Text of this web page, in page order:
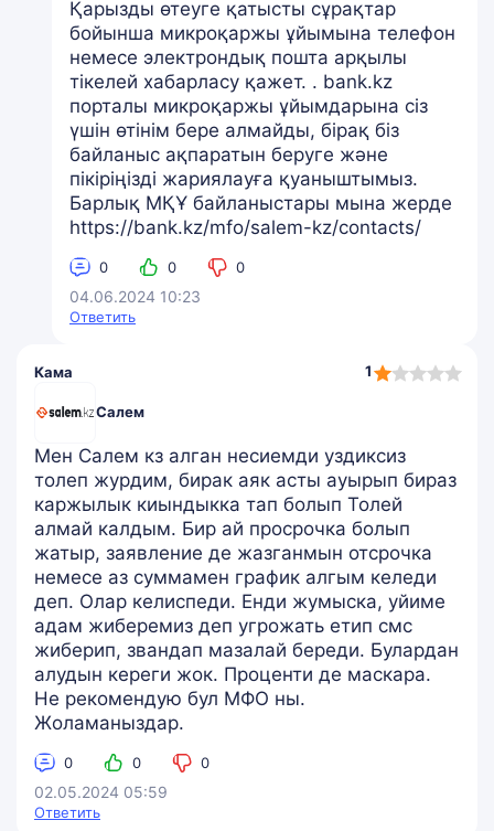
Қарызды өтеуге қатысты сұрақтар
бойынша микроқаржы ұйымына телефон
немесе электрондық пошта арқылы
тікелей хабарласу қажет. . bank.kz
порталы микроқаржы ұйымдарына сіз
үшін өтінім бере алмайды, бірақ біз
байланыс ақпаратын беруге және
пікіріңізді жариялауға қуаныштымыз.
Барлық МҚҰ байланыстары мына жерде
https://bank.kz/mfo/salem-kz/contacts/
0 0 0
04.06.2024 10:23
Ответить
Кама
Салем
1
1,0
Мен Салем кз алган несиемди уздиксиз
толеп журдим, бирак аяк асты ауырып бираз
каржылык киындыкка тап болып Толей
алмай калдым. Бир ай просрочка болып
жатыр, заявление де жазганмын отсрочка
немесе аз суммамен график алгым келеди
деп. Олар келиспеди. Енди жумыска, уйиме
адам жиберемиз деп угрожать етип смс
жиберип, звандап мазалай береди. Булардан
алудын кереги жок. Проценти де маскара.
Не рекомендую бул МФО ны.
Жоламаныздар.
0 0 0
02.05.2024 05:59
Ответить